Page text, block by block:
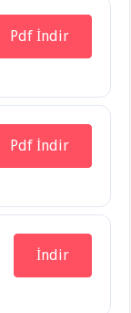
Pdf İndir
Pdf İndir
İndir